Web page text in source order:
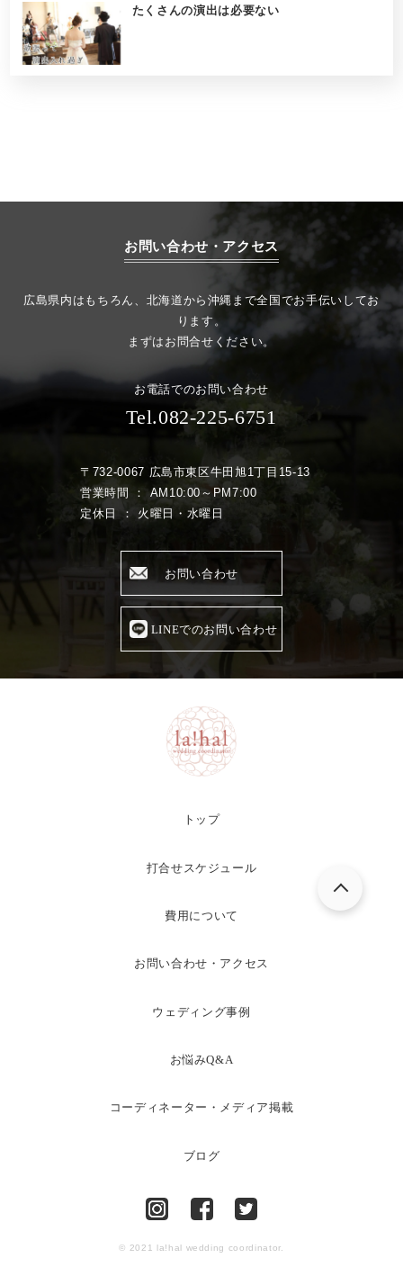
たくさんの演出は必要ない
お問い合わせ・アクセス
広島県内はもちろん、北海道から沖縄まで全国でお手伝いしてお
ります。
まずはお問合せください。
お電話でのお問い合わせ
Tel.082-225-6751
〒732-0067 広島市東区牛田旭1丁目15-13
営業時間 ： AM10:00～PM7:00
定休日 ： 火曜日・水曜日
お問い合わせ
LINEでのお問い合わせ
トップ
打合せスケジュール
費用について
お問い合わせ・アクセス
ウェディング事例
お悩みQ&A
コーディネーター・メディア掲載
ブログ
© 2021 la!hal wedding coordinator.